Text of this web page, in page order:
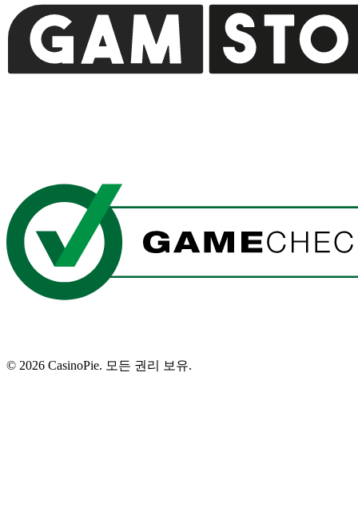
© 2026 CasinoPie. 모든 권리 보유.